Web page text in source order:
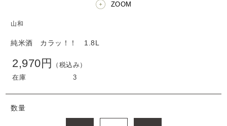
ZOOM
山和
純米酒 カラッ！！ 1.8L
2,970円
（税込み）
在庫
3
数量